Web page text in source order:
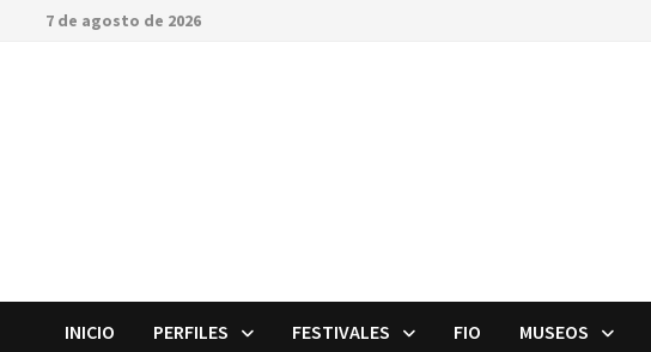
Saltar7 de agosto de 2026
INICIO PERFILES FESTIVALES FIO MUSEOS